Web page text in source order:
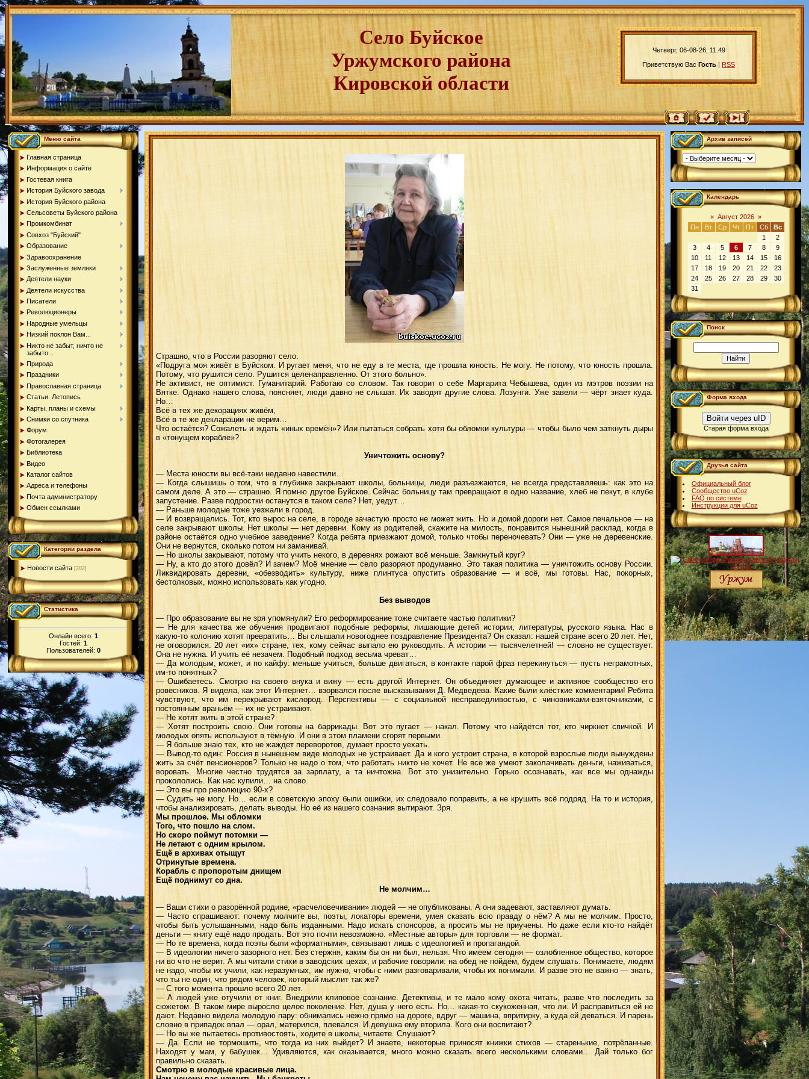
Четверг, 06-08-26, 11.49
Приветствую Вас Гость | RSS
Село Буйское
Уржумского района
Кировской области
Меню сайта
Главная страница
Информация о сайте
Гостевая книга
История Буйского завода
История Буйского района
Сельсоветы Буйского района
Промкомбинат
Совхоз "Буйский"
Образование
Здравоохранение
Заслуженные земляки
Деятели науки
Деятели искусства
Писатели
Революционеры
Народные умельцы
Низкий поклон Вам...
Никто не забыт, ничто не
забыто...
Природа
Праздники
Православная страница
Статьи. Летопись
Карты, планы и схемы
Снимки со спутника
Форум
Фотогалерея
Библиотека
Видео
Каталог сайтов
Адреса и телефоны
Почта администратору
Обмен ссылками
Категории раздела
Новости сайта [202]
Статистика
Онлайн всего: 1
Гостей: 1
Пользователей: 0
Страшно, что в России разоряют село.
«Подруга моя живёт в Буйском. И ругает меня, что не еду в те места, где прошла юность. Не могу. Не потому, что юность прошла.
Потому, что рушится село. Рушится целенаправленно. От этого больно».
Не активист, не оптимист. Гуманитарий. Работаю со словом. Так говорит о себе Маргарита Чебышева, один из мэтров поэзии на
Вятке. Однако нашего слова, поясняет, люди давно не слышат. Их заводят другие слова. Лозунги. Уже завели — чёрт знает куда.
Но…
Всё в тех же декорациях живём,
Всё в те же декларации не верим…
Что остаётся? Сожалеть и ждать «иных времён»? Или пытаться собрать хотя бы обломки культуры — чтобы было чем заткнуть дыры
в «тонущем корабле»?
Уничтожить основу?
— Места юности вы всё-таки недавно навестили…
— Когда слышишь о том, что в глубинке закрывают школы, больницы, люди разъезжаются, не всегда представляешь: как это на
самом деле. А это — страшно. Я помню другое Буйское. Сейчас больницу там превращают в одно название, хлеб не пекут, в клубе
запустение. Разве подростки останутся в таком селе? Нет, уедут…
— Раньше молодые тоже уезжали в город.
— И возвращались. Тот, кто вырос на селе, в городе зачастую просто не может жить. Но и домой дороги нет. Самое печальное — на
селе закрывают школы. Нет школы — нет деревни. Кому из родителей, скажите на милость, понравится нынешний расклад, когда в
районе остаётся одно учебное заведение? Когда ребята приезжают домой, только чтобы переночевать? Они — уже не деревенские.
Они не вернутся, сколько потом ни заманивай.
— Но школы закрывают, потому что учить некого, в деревнях рожают всё меньше. Замкнутый круг?
— Ну, а кто до этого довёл? И зачем? Моё мнение — село разоряют продуманно. Это такая политика — уничтожить основу России.
Ликвидировать деревни, «обезводить» культуру, ниже плинтуса опустить образование — и всё, мы готовы. Нас, покорных,
бестолковых, можно использовать как угодно.
Без выводов
— Про образование вы не зря упомянули? Его реформирование тоже считаете частью политики?
— Не для качества же обучения продвигают подобные реформы, лишающие детей истории, литературы, русского языка. Нас в
какую-то колонию хотят превратить… Вы слышали новогоднее поздравление Президента? Он сказал: нашей стране всего 20 лет. Нет,
не оговорился. 20 лет «их» стране, тех, кому сейчас выпало ею руководить. А истории — тысячелетней! — словно не существует.
Она не нужна. И учить её незачем. Подобный подход весьма чреват…
— Да молодым, может, и по кайфу: меньше учиться, больше двигаться, в контакте парой фраз перекинуться — пусть неграмотных,
им-то понятных?
— Ошибаетесь. Смотрю на своего внука и вижу — есть другой Интернет. Он объединяет думающее и активное сообщество его
ровесников. Я видела, как этот Интернет… взорвался после высказывания Д. Медведева. Какие были хлёсткие комментарии! Ребята
чувствуют, что им перекрывают кислород. Перспективы — с социальной несправедливостью, с чиновниками-взяточниками, с
постоянным враньём — их не устраивают.
— Не хотят жить в этой стране?
— Хотят построить свою. Они готовы на баррикады. Вот это пугает — накал. Потому что найдётся тот, кто чиркнет спичкой. И
молодых опять используют в тёмную. И они в этом пламени сгорят первыми.
— Я больше знаю тех, кто не жаждет переворотов, думает просто уехать.
— Вывод-то один: Россия в нынешнем виде молодых не устраивает. Да и кого устроит страна, в которой взрослые люди вынуждены
жить за счёт пенсионеров? Только не надо о том, что работать никто не хочет. Не все же умеют заколачивать деньги, наживаться,
воровать. Многие честно трудятся за зарплату, а та ничтожна. Вот это унизительно. Горько осознавать, как все мы однажды
прокололись. Как нас купили… на слово.
— Это вы про революцию 90-х?
— Судить не могу. Но… если в советскую эпоху были ошибки, их следовало поправить, а не крушить всё подряд. На то и история,
чтобы анализировать, делать выводы. Но её из нашего сознания вытирают. Зря.
Мы прошлое. Мы обломки
Того, что пошло на слом.
Но скоро поймут потомки —
Не летают с одним крылом.
Ещё в архивах отыщут
Отринутые времена.
Корабль с пропоротым днищем
Ещё поднимут со дна.
Не молчим…
— Ваши стихи о разорённой родине, «расчеловечивании» людей — не опубликованы. А они задевают, заставляют думать.
— Часто спрашивают: почему молчите вы, поэты, локаторы времени, умея сказать всю правду о нём? А мы не молчим. Просто,
чтобы быть услышанными, надо быть изданными. Надо искать спонсоров, а просить мы не приучены. Но даже если кто-то найдёт
деньги — книгу ещё надо продать. Вот это почти невозможно. «Местные авторы» для торговли — не формат.
— Но те времена, когда поэты были «форматными», связывают лишь с идеологией и пропагандой.
— В идеологии ничего зазорного нет. Без стержня, каким бы он ни был, нельзя. Что имеем сегодня — озлобленное общество, которое
ни во что не верит. А мы читали стихи в заводских цехах, и рабочие говорили: на обед не пойдём, будем слушать. Понимаете, людям
не надо, чтобы их учили, как неразумных, им нужно, чтобы с ними разговаривали, чтобы их понимали. И разве это не важно — знать,
что ты не один, что рядом человек, который мыслит так же?
— С того момента прошло всего 20 лет.
— А людей уже отучили от книг. Внедрили клиповое сознание. Детективы, и те мало кому охота читать, разве что последить за
сюжетом. В таком мире выросло целое поколение. Нет, душа у него есть. Но… какая-то скукоженная, что ли. И расправиться ей не
дают. Недавно видела молодую пару: обнимались нежно прямо на дороге, вдруг — машина, впритирку, а куда ей деваться. И парень
словно в припадок впал — орал, матерился, плевался. И девушка ему вторила. Кого они воспитают?
— Но вы же пытаетесь противостоять, ходите в школы, читаете. Слушают?
— Да. Если не тормошить, что тогда из них выйдет? И знаете, некоторые приносят книжки стихов — старенькие, потрёпанные.
Находят у мам, у бабушек… Удивляются, как оказывается, много можно сказать всего несколькими словами… Дай только бог
правильно сказать.
Смотрю в молодые красивые лица.
Архив записей
Календарь
« Август 2026 »
Пн
Вт Ср Чт Пт Сб
Вс
1
2
3
4 5 6 7 8
9
10
11 12 13 14 15
16
17
18 19 20 21 22
23
24
25 26 27 28 29
30
31
Поиск
Форма входа
Войти через uID
Старая форма входа
Друзья сайта
Официальный блог
Сообщество uCoz
FAQ по системе
Инструкции для uCoz